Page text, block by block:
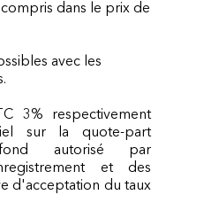
dans le prix de
avec les
3% respectivement
sur la quote-part
autorisé par
et des
d'acceptation du taux